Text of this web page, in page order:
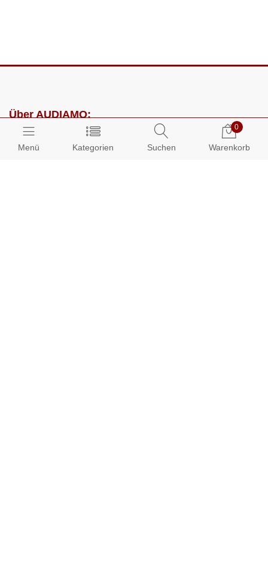
Menü Kategorien Suchen
0
Warenkorb
Über AUDIAMO:
Impressum